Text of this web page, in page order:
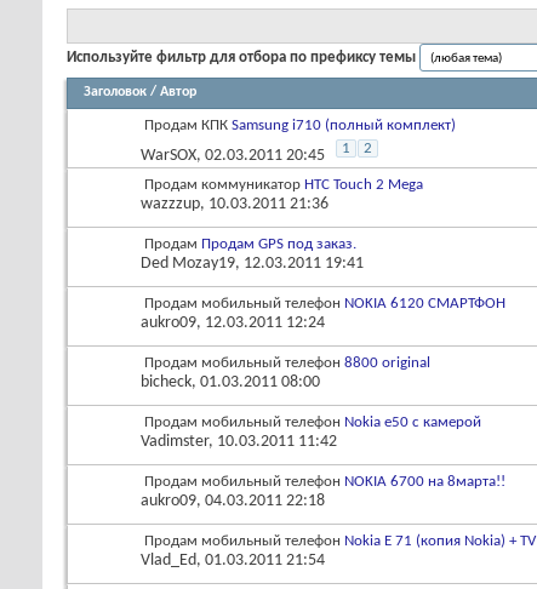
Используйте фильтр для отбора по префиксу темы
Заголовок / Автор
Продам КПК Samsung i710 (полный комплект)
WarSOX, 02.03.2011 20:45 1 2
Продам коммуникатор HTC Touch 2 Mega
wazzzup, 10.03.2011 21:36
Продам Продам GPS под заказ.
Ded Mozay19, 12.03.2011 19:41
Продам мобильный телефон NOKIA 6120 СМАРТФОН
aukro09, 12.03.2011 12:24
Продам мобильный телефон 8800 original
bicheck, 01.03.2011 08:00
Продам мобильный телефон Nokia e50 c камерой
Vadimster, 10.03.2011 11:42
Продам мобильный телефон NOKIA 6700 на 8марта!!
aukro09, 04.03.2011 22:18
Продам мобильный телефон Nokia E 71 (копия Nokia) + TV
Vlad_Ed, 01.03.2011 21:54